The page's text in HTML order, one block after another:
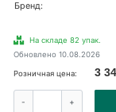
Бренд:
На складе 82 упак.
Обновлено 10.08.2026
Розничная цена: 3
- +